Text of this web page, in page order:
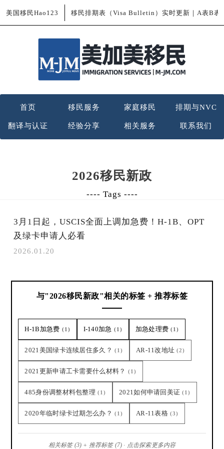
美国移民Hao123 移民排期表（Visa Bulletin）实时更新｜A表B表
首页 移民服务 家庭移民 排期与NVC
翻译与认证 经验分享 相关服务 联系我们
2026移民新政
---- Tags ----
3月1日起，USCIS全面上调加急费！H-1B、OPT
及绿卡申请人必看
2026.01.20
与"2026移民新政"相关的标签 + 推荐标签
H-1B加急费 (1) I-140加急 (1) 加急处理费 (1)
2021美国绿卡连续居住多久？ (1) AR-11改地址 (2)
2021更新申请工卡需要什么材料？ (1)
485身份调整材料包整理 (1) 2021如何申请回美证 (1)
2020年临时绿卡过期怎么办？ (1) AR-11表格 (3)
相关标签 (3) + 推荐标签 (7) · 点击探索更多内容